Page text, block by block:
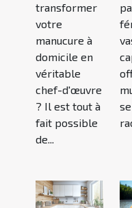
transformer
votre
manucure à
domicile en
véritable
chef-d'œuvre
? Il est tout à
fait possible
de...